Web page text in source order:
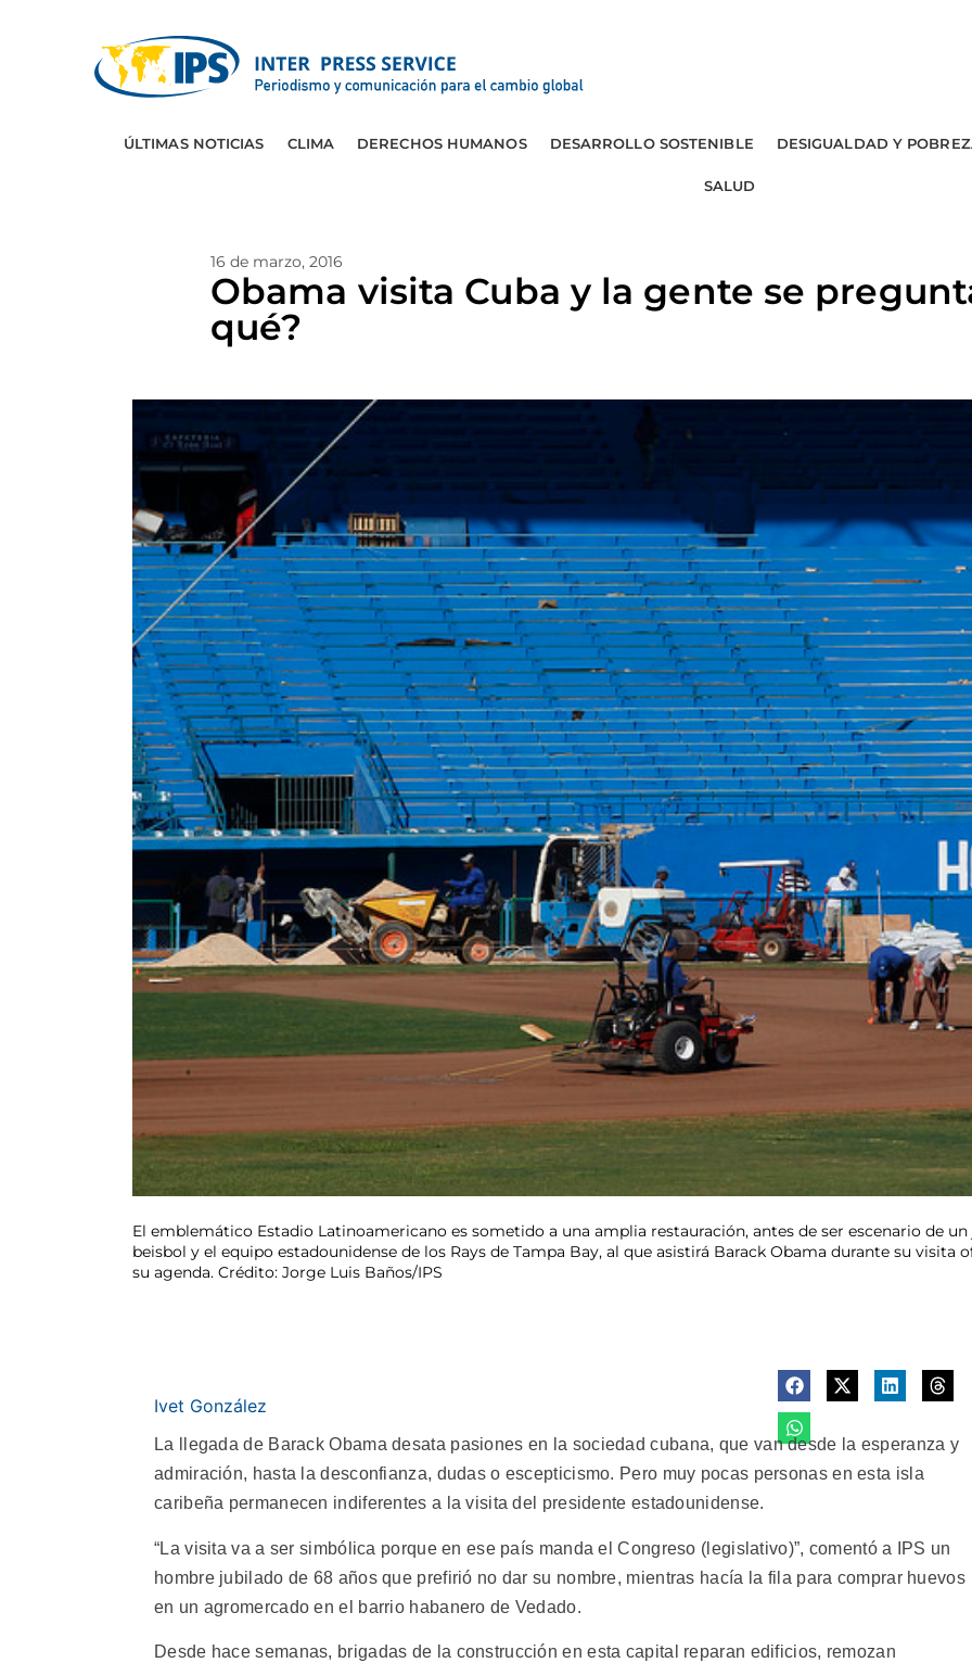
ÚLTIMAS NOTICIAS CLIMA DERECHOS HUMANOS DESARROLLO SOSTENIBLE DESIGUALDAD Y
SALUD
16 de marzo, 2016
Obama visita Cuba y la gente se
qué?
El emblemático Estadio Latinoamericano es sometido a una amplia restauración, antes de ser escenario de
beisbol y el equipo estadounidense de los Rays de Tampa Bay, al que asistirá Barack Obama durante su visita
su agenda. Crédito: Jorge Luis Baños/IPS
Ivet González
La llegada de Barack Obama desata pasiones en la sociedad cubana, que van desde la esperanza y
admiración, hasta la desconfianza, dudas o escepticismo. Pero muy pocas personas en esta isla
caribeña permanecen indiferentes a la visita del presidente estadounidense.
“La visita va a ser simbólica porque en ese país manda el Congreso (legislativo)”, comentó a IPS un
hombre jubilado de 68 años que prefirió no dar su nombre, mientras hacía la fila para comprar huevos
en un agromercado en el barrio habanero de Vedado.
Desde hace semanas, brigadas de la construcción en esta capital reparan edificios, remozan